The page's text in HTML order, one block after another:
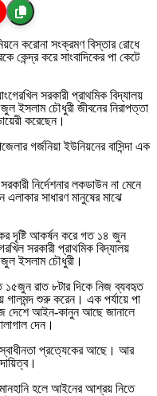
করোনা সংক্রমণ বিস্তার রোধে
কেন্দ্র করে সাংবাদিকের পা কেটে
সরকারী প্রাথমিক বিদ্যালয়
ইসলাম চৌধুরী জীবনের নিরাপত্তা
করেছেন।
গর্জনিয়া ইউনিয়নের বাসিন্দা এক
নির্দেশনার লকডাউন না মেনে
সাধারণ মানুষের মাঝে
দৃষ্টি আকর্ষন করে গত ১৪ জুন
সরকারী প্রাথমিক বিদ্যালয়
ইসলাম চৌধুরী।
১৫জুন রাত ৮টার দিকে নিজ ব্যবহৃত
গালমন্দ শুরু করেন। এক পর্যায়ে পা
দেশে আইন-কানুন আছে জানালে
দেন।
স্বাধীনতা প্রত্যেকের আছে। আর
মানহানি হলে আইনের আশ্রয় নিতে